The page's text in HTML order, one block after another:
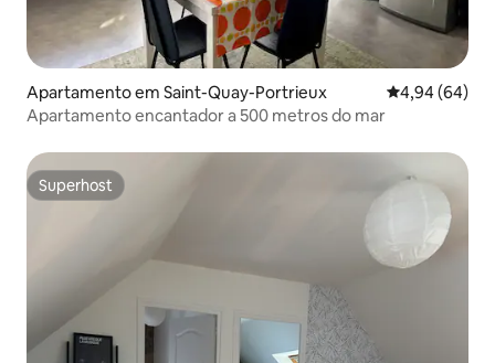
Apartamento em Saint-Quay-Portrieux Classificação
4,94 (64)
Apartamento encantador a 500 metros do mar
Superhost
Superhost